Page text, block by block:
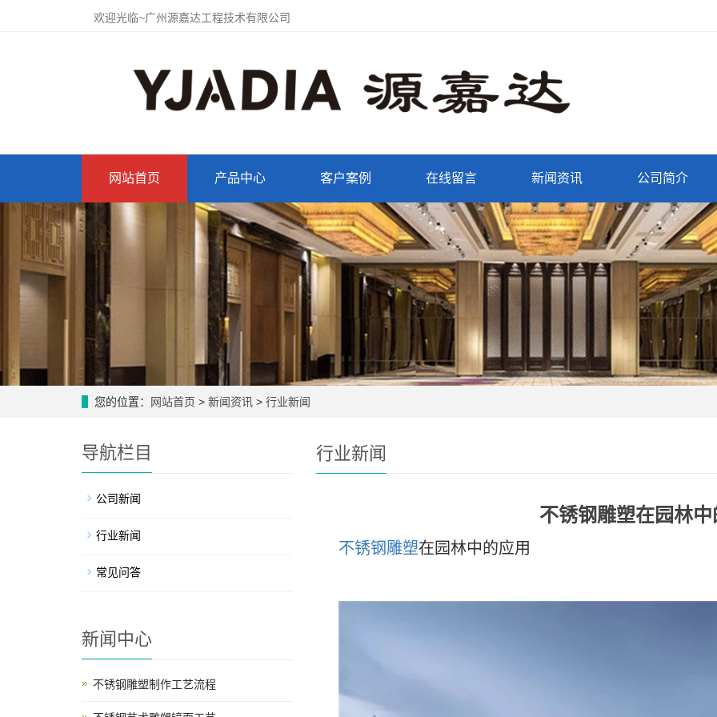
欢迎光临~广州源嘉达工程技术有限公司
网站首页 产品中心 客户案例 在线留言 新闻资讯 公司简介
您的位置： 网站首页 > 新闻资讯 > 行业新闻
行业新闻
不锈钢雕塑在园林
不锈钢雕塑在园林中的应用
导航栏目
公司新闻
行业新闻
常见问答
新闻中心
不锈钢雕塑制作工艺流程